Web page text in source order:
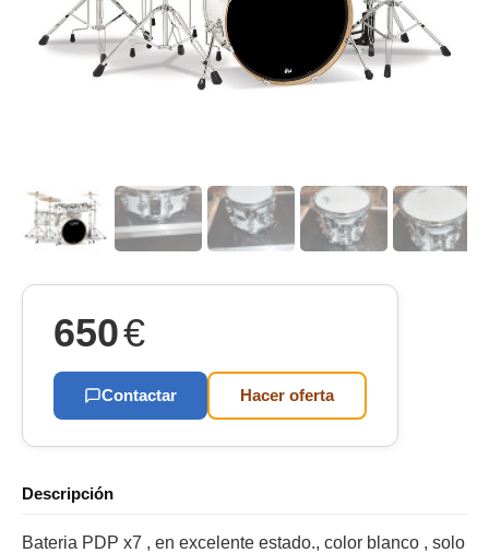
650€
Contactar Hacer oferta
Descripción
Bateria PDP x7 , en excelente estado., color blanco , solo